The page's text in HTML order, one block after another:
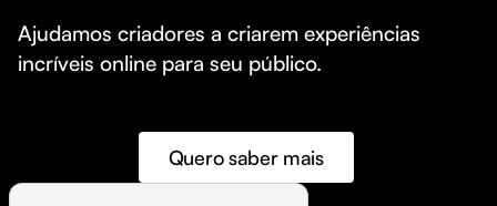
Ajudamos criadores a criarem experiências
incríveis online para seu público.
Quero saber mais